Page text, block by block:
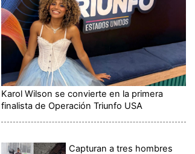
Karol Wilson se convierte en la primera
finalista de Operación Triunfo USA
Capturan a tres hombres